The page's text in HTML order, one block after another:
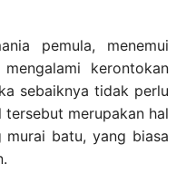
pemula, menemui
kerontokan
sebaiknya tidak perlu
tersebut merupakan hal
batu, yang biasa